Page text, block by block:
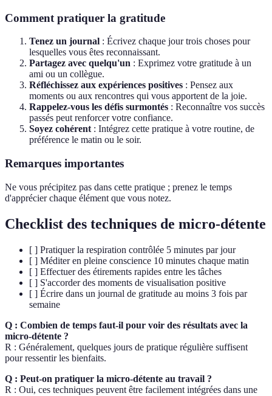
Comment pratiquer la gratitude
Tenez un journal : Écrivez chaque jour trois choses pour
lesquelles vous êtes reconnaissant.
Partagez avec quelqu'un : Exprimez votre gratitude à un
ami ou un collègue.
Réfléchissez aux expériences positives : Pensez aux
moments ou aux rencontres qui vous apportent de la joie.
Rappelez-vous les défis surmontés : Reconnaître vos succès
passés peut renforcer votre confiance.
Soyez cohérent: Intégrez cette pratique à votre routine, de
préférence le matin ou le soir.
Remarques importantes
Ne vous précipitez pas dans cette pratique ; prenez le temps
d'apprécier chaque élément que vous notez.
Checklist des techniques de micro-détente
[ ] Pratiquer la respiration contrôlée 5 minutes par jour
[ ] Méditer en pleine conscience 10 minutes chaque matin
[ ] Effectuer des étirements rapides entre les tâches
[ ] S'accorder des moments de visualisation positive
[ ] Écrire dans un journal de gratitude au moins 3 fois par
semaine
Q : Combien de temps faut-il pour voir des résultats avec la
micro-détente ?
R : Généralement, quelques jours de pratique régulière suffisent
pour ressentir les bienfaits.
Q : Peut-on pratiquer la micro-détente au travail ?
R : Oui, ces techniques peuvent être facilement intégrées dans une